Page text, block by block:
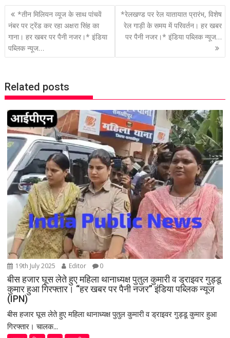
P
o
s
t
a
v
i
g
a
t
i
o
n
*तीन मिलियन व्‍यूज के साथ पांचवें
नंबर पर ट्रेंड कर रहा अक्षरा सिंह का
गाना। हर खबर पर पैनी नजर।* इंडिया
पब्लिक न्यूज…
*रेलखण्ड पर रेल यातायात प्रारंभ, विशेष
रेल गाड़ी के समय में परिवर्तन। हर खबर
पर पैनी नजर।* इंडिया पब्लिक न्यूज…
Related posts
19th July 2025 Editor 0
बीस हजार घूस लेते हुए महिला थानाध्यक्ष पुतुल कुमारी व ड्राइवर गुड्डू
कुमार हुआ गिरफ्तार। “हर खबर पर पैनी नजर” इंडिया पब्लिक न्यूज
(IPN)
बीस हजार घूस लेते हुए महिला थानाध्यक्ष पुतुल कुमारी व ड्राइवर गुड्डू कुमार हुआ
गिरफ्तार। चालक...